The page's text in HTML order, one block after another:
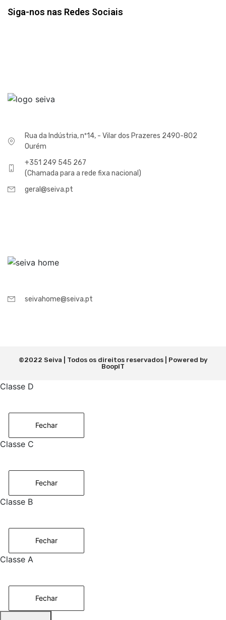
Siga-nos nas Redes Sociais
Rua da Indústria, nº14, - Vilar dos Prazeres 2490-802
Ourém
+351 249 545 267
(Chamada para a rede fixa nacional)
geral@seiva.pt
seivahome@seiva.pt
©2022 Seiva | Todos os direitos reservados | Powered by
BoopIT
Classe D
Fechar
Classe C
Fechar
Classe B
Fechar
Classe A
Fechar